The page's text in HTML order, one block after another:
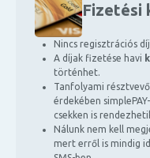
Fizetési
Nincs regisztrációs
A díjak fizetése havi
történhet.
Tanfolyami
érdekében
csekken is
Nálunk nem kell
mert erről is mindig